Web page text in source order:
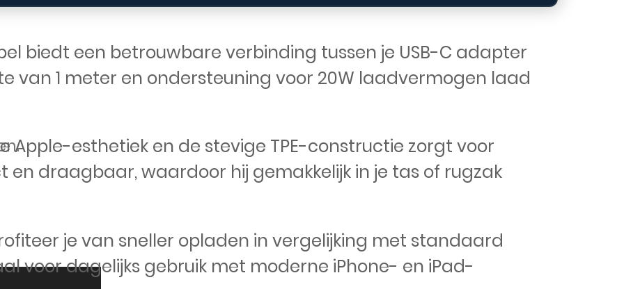
biedt een betrouwbare verbinding tussen je USB-C adapter
van 1 meter en ondersteuning voor 20W laadvermogen laad
esthetiek en de stevige TPE-constructie zorgt voor
en draagbaar, waardoor hij gemakkelijk in je tas of rugzak
je van sneller opladen in vergelijking met standaard
voor dagelijks gebruik met moderne iPhone- en iPad-